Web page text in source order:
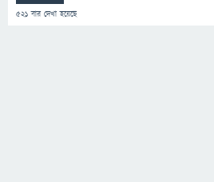
521 বার দেখা হয়েছে